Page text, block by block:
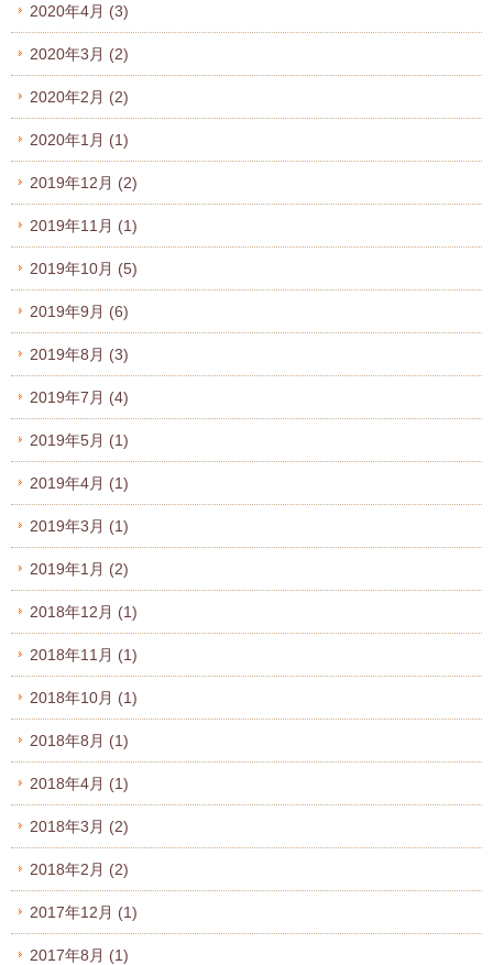
2020年4月 (3)
2020年3月 (2)
2020年2月 (2)
2020年1月 (1)
2019年12月 (2)
2019年11月 (1)
2019年10月 (5)
2019年9月 (6)
2019年8月 (3)
2019年7月 (4)
2019年5月 (1)
2019年4月 (1)
2019年3月 (1)
2019年1月 (2)
2018年12月 (1)
2018年11月 (1)
2018年10月 (1)
2018年8月 (1)
2018年4月 (1)
2018年3月 (2)
2018年2月 (2)
2017年12月 (1)
2017年8月 (1)